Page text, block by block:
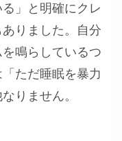
」と明確にクレ
りました。自分
鳴らしているつ
ただ睡眠を暴力
りません。